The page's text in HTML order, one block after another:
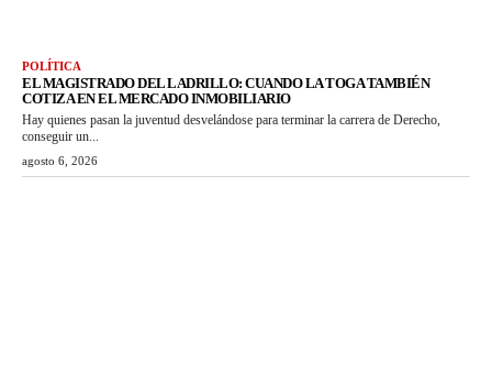
POLÍTICA
EL MAGISTRADO DEL LADRILLO: CUANDO LA TOGA TAMBIÉN
COTIZA EN EL MERCADO INMOBILIARIO
Hay quienes pasan la juventud desvelándose para terminar la carrera de Derecho,
conseguir un...
agosto 6, 2026